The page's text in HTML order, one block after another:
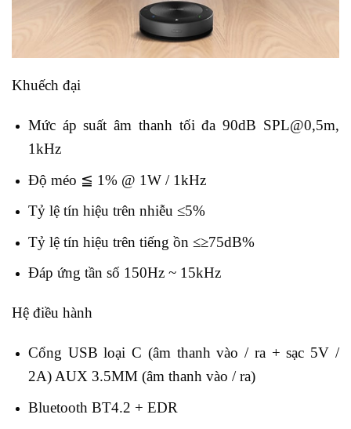
Khuếch đại
Mức áp suất âm thanh tối đa 90dB SPL@0,5m,
1kHz
Độ méo ≦ 1% @ 1W / 1kHz
Tỷ lệ tín hiệu trên nhiễu ≤5%
Tỷ lệ tín hiệu trên tiếng ồn ≤≥75dB%
Đáp ứng tần số 150Hz ~ 15kHz
Hệ điều hành
Cổng USB loại C (âm thanh vào / ra + sạc 5V /
2A) AUX 3.5MM (âm thanh vào / ra)
Bluetooth BT4.2 + EDR